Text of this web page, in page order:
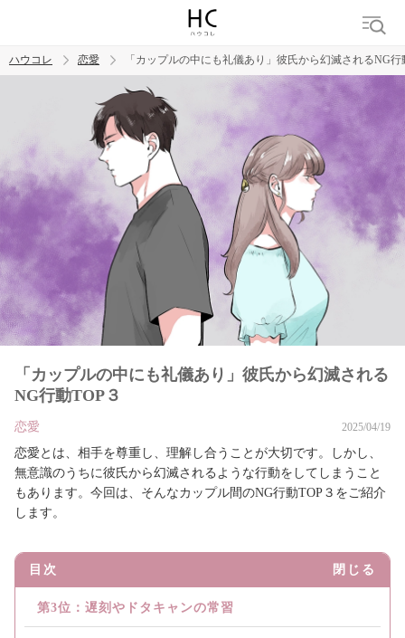
トレンド ワード
恋愛
ハウコレ 恋愛 「カップルの中にも礼儀あり」彼氏から幻滅されるNG行
「カップルの中にも礼儀あり」彼氏から幻滅される
NG行動TOP３
恋愛 2025/04/19
恋愛とは、相手を尊重し、理解し合うことが大切です。しかし、
無意識のうちに彼氏から幻滅されるような行動をしてしまうこと
もあります。今回は、そんなカップル間のNG行動TOP３をご紹介
します。
目次 閉じる
第3位：遅刻やドタキャンの常習